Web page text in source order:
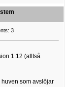
3
1.12 (alltså
huven som avslöjar